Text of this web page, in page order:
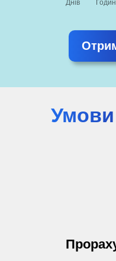
Днів Годин
Умови